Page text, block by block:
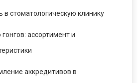
в стоматологическую клинику
ассортимент и
аккредитивов в